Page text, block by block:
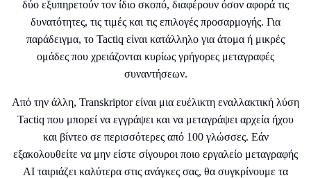
δύο εξυπηρετούν τον ίδιο σκοπό, διαφέρουν όσον αφορά τις
δυνατότητες, τις τιμές και τις επιλογές προσαρμογής. Για
παράδειγμα, το Tactiq είναι κατάλληλο για άτομα ή μικρές
ομάδες που χρειάζονται κυρίως γρήγορες μεταγραφές
συναντήσεων.
Από την άλλη, Transkriptor είναι μια ευέλικτη εναλλακτική λύση
Tactiq που μπορεί να εγγράψει και να μεταγράψει αρχεία ήχου
και βίντεο σε περισσότερες από 100 γλώσσες. Εάν
εξακολουθείτε να μην είστε σίγουροι ποιο εργαλείο μεταγραφής
AI ταιριάζει καλύτερα στις ανάγκες σας, θα συγκρίνουμε τα